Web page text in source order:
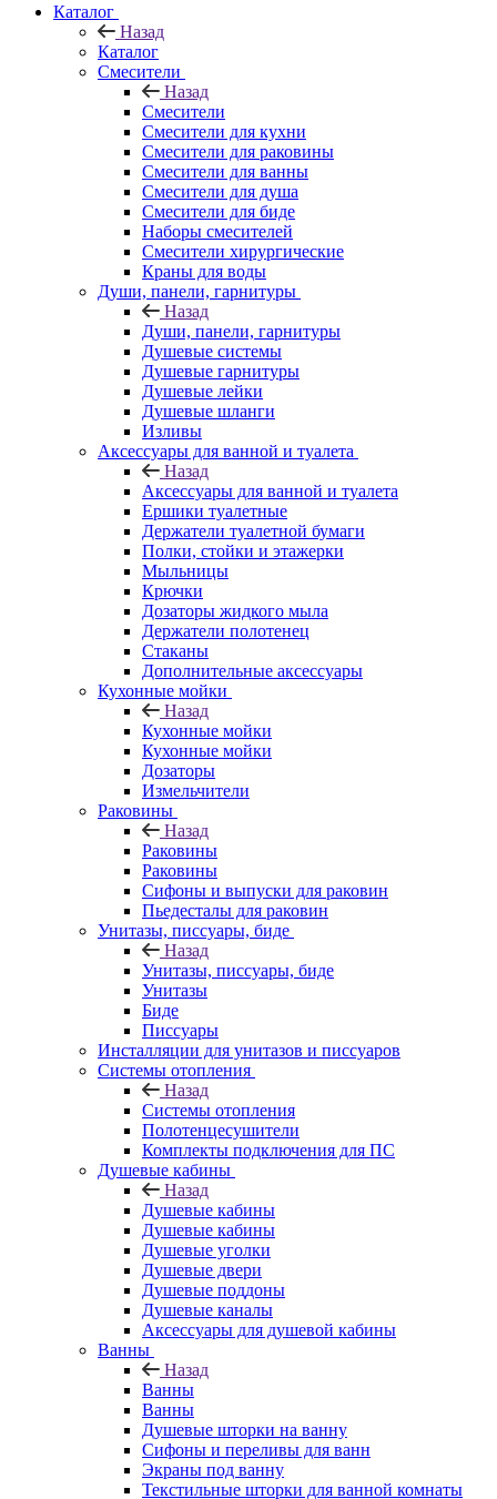
Каталог
Назад
Каталог
Смесители
Назад
Смесители
Смесители для кухни
Смесители для раковины
Смесители для ванны
Смесители для душа
Смесители для биде
Наборы смесителей
Смесители хирургические
Краны для воды
Души, панели, гарнитуры
Назад
Души, панели, гарнитуры
Душевые системы
Душевые гарнитуры
Душевые лейки
Душевые шланги
Изливы
Аксессуары для ванной и туалета
Назад
Аксессуары для ванной и туалета
Ершики туалетные
Держатели туалетной бумаги
Полки, стойки и этажерки
Мыльницы
Крючки
Дозаторы жидкого мыла
Держатели полотенец
Стаканы
Дополнительные аксессуары
Кухонные мойки
Назад
Кухонные мойки
Кухонные мойки
Дозаторы
Измельчители
Раковины
Назад
Раковины
Раковины
Сифоны и выпуски для раковин
Пьедесталы для раковин
Унитазы, писсуары, биде
Назад
Унитазы, писсуары, биде
Унитазы
Биде
Писсуары
Инсталляции для унитазов и писсуаров
Системы отопления
Назад
Системы отопления
Полотенцесушители
Комплекты подключения для ПС
Душевые кабины
Назад
Душевые кабины
Душевые кабины
Душевые уголки
Душевые двери
Душевые поддоны
Душевые каналы
Аксессуары для душевой кабины
Ванны
Назад
Ванны
Ванны
Душевые шторки на ванну
Сифоны и переливы для ванн
Экраны под ванну
Текстильные шторки для ванной комнаты